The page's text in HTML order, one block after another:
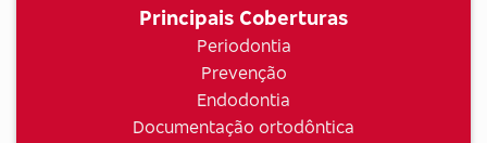
Principais Coberturas
Periodontia
Prevenção
Endodontia
Documentação ortodôntica